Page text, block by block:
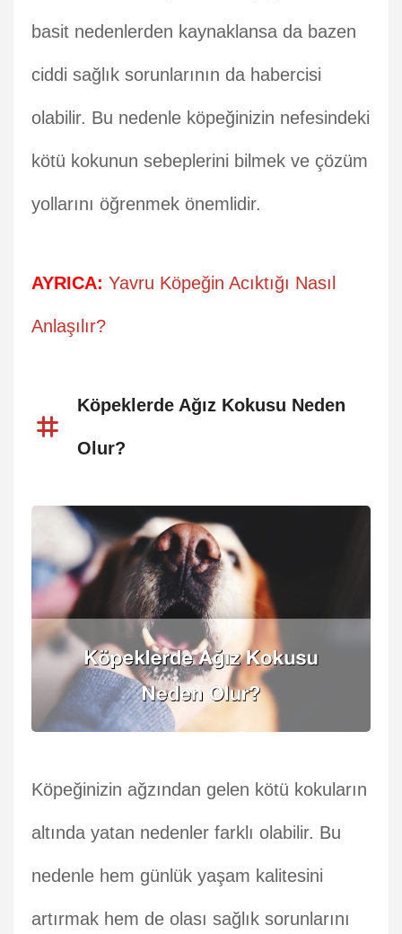
basit nedenlerden kaynaklansa da bazen
ciddi sağlık sorunlarının da habercisi
olabilir. Bu nedenle köpeğinizin nefesindeki
kötü kokunun sebeplerini bilmek ve çözüm
yollarını öğrenmek önemlidir.
AYRICA: Yavru Köpeğin Acıktığı Nasıl
Anlaşılır?
Köpeklerde Ağız Kokusu Neden
Olur?
Köpeğinizin ağzından gelen kötü kokuların
altında yatan nedenler farklı olabilir. Bu
nedenle hem günlük yaşam kalitesini
artırmak hem de olası sağlık sorunlarını